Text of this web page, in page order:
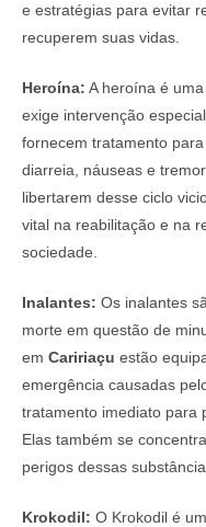
e estratégias para evitar
recuperem suas vidas.
Heroína: A heroína é
exige intervenção
fornecem tratamento
diarreia, náuseas e
libertarem desse ciclo
vital na reabilitação e na
sociedade.
Inalantes: Os inalantes
morte em questão de
em Caririaçu estão
emergência causadas
tratamento imediato para
Elas também se
perigos dessas
Krokodil: O Krokodil é